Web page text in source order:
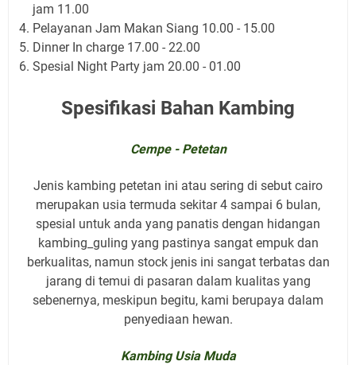
jam 11.00
Pelayanan Jam Makan Siang 10.00 - 15.00
Dinner In charge 17.00 - 22.00
Spesial Night Party jam 20.00 - 01.00
Spesifikasi Bahan Kambing
Cempe - Petetan
Jenis kambing petetan ini atau sering di sebut cairo
merupakan usia termuda sekitar 4 sampai 6 bulan,
spesial untuk anda yang panatis dengan hidangan
kambing_guling yang pastinya sangat empuk dan
berkualitas, namun stock jenis ini sangat terbatas dan
jarang di temui di pasaran dalam kualitas yang
sebenernya, meskipun begitu, kami berupaya dalam
penyediaan hewan.
Kambing Usia Muda